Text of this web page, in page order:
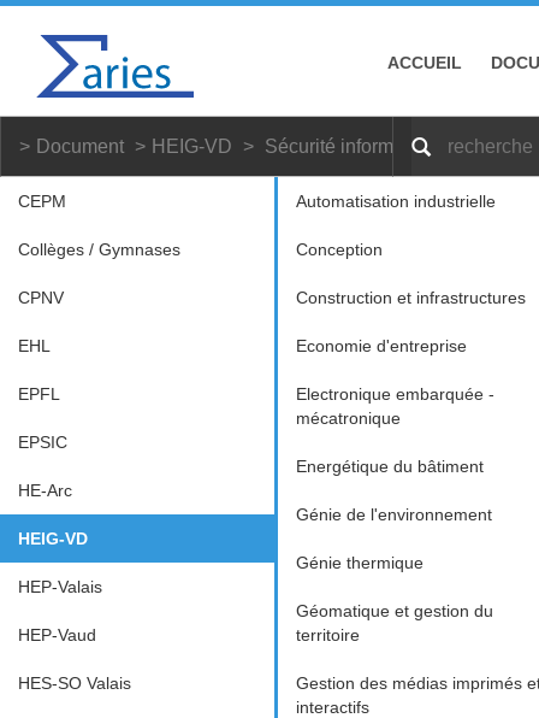
ACCUEIL
Document HEIG-VD Sécurité informatique
CEPM
Collèges / Gymnases
CPNV
EHL
EPFL
EPSIC
HE-Arc
HEIG-VD
HEP-Valais
HEP-Vaud
HES-SO Valais
Automatisation industrielle
Conception
Construction et infrastructures
Economie d'entreprise
Electronique embarquée -
mécatronique
Energétique du bâtiment
Génie de l'environnement
Génie thermique
Géomatique et gestion du
territoire
Gestion des médias imprimés
interactifs